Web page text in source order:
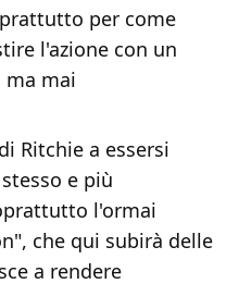
per come
l'azione con un
mai
Ritchie a essersi
e più
l'ormai
che qui subirà delle
a rendere